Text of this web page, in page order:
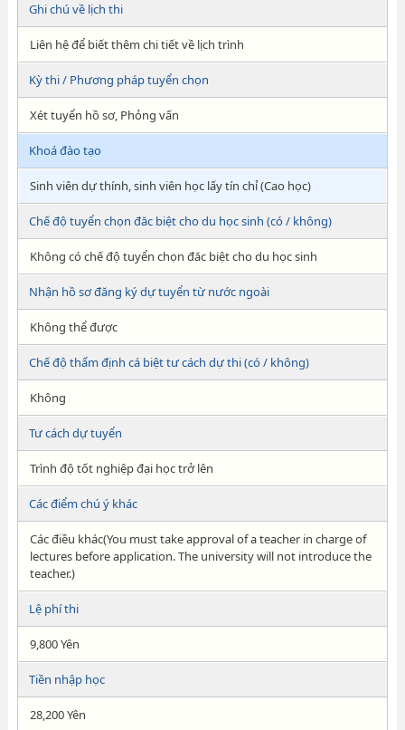
Ghi chú về lịch thi
Liên hệ để biết thêm chi tiết về lịch trình
Kỳ thi / Phương pháp tuyển chọn
Xét tuyển hồ sơ, Phỏng vấn
Khoá đào tạo
Sinh viên dự thính, sinh viên học lấy tín chỉ (Cao học)
Chế độ tuyển chọn đăc biệt cho du học sinh (có / không)
Không có chế độ tuyển chọn đăc biệt cho du học sinh
Nhận hồ sơ đăng ký dự tuyển từ nước ngoài
Không thể được
Chế độ thẩm định cá biệt tư cách dự thi (có / không)
Không
Tư cách dự tuyển
Trình độ tốt nghiệp đại học trở lên
Các điểm chú ý khác
Các điều khác(You must take approval of a teacher in charge of
lectures before application. The university will not introduce the
teacher.)
Lệ phí thi
9,800 Yên
Tiền nhập học
28,200 Yên